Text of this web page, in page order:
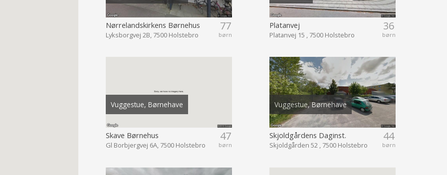
77
børn
Nørrelandskirkens Børnehus
Lyksborgvej 2B, 7500 Holstebro
36
børn
Platanvej
Platanvej 15 , 7500 Holstebro
Vuggestue, Børnehave
47
børn
Skave Børnehus
Gl Borbjergvej 6A, 7500 Holstebro
Vuggestue, Børnehave
44
børn
Skjoldgårdens Daginst.
Skjoldgården 52 , 7500 Holstebro